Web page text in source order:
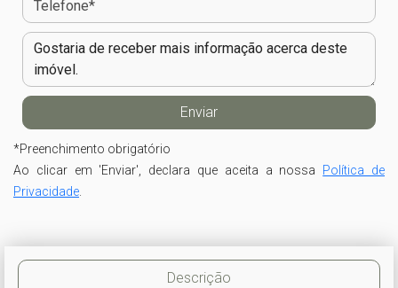
*Preenchimento obrigatório
Ao clicar em 'Enviar', declara que aceita a nossa Política de
Privacidade.
Descrição